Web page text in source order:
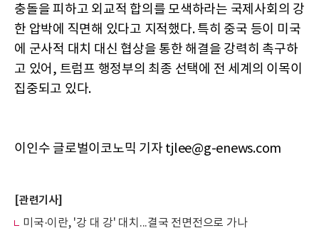
충돌을 피하고 외교적 합의를 모색하라는 국제사회의 강
한 압박에 직면해 있다고 지적했다. 특히 중국 등이 미국
에 군사적 대치 대신 협상을 통한 해결을 강력히 촉구하
고 있어, 트럼프 행정부의 최종 선택에 전 세계의 이목이
집중되고 있다.
이인수 글로벌이코노믹 기자 tjlee@g-enews.com
[관련기사]
미국·이란, '강 대 강' 대치...결국 전면전으로 가나